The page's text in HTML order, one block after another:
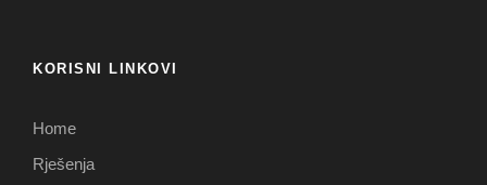
KORISNI LINKOVI
Home
Rješenja